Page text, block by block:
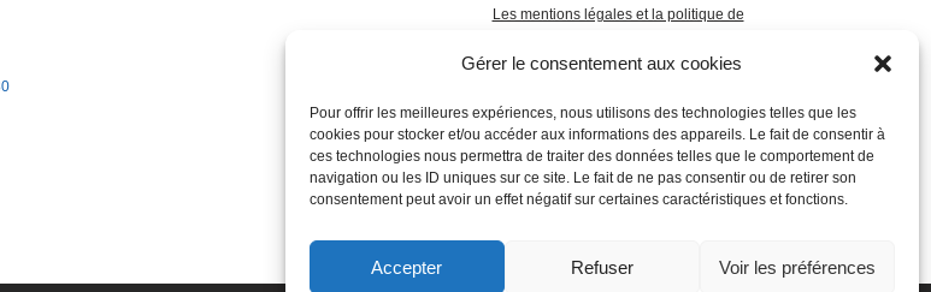
Gérer le consentement aux cookies
Pour offrir les meilleures expériences, nous utilisons des technologies telles que les
cookies pour stocker et/ou accéder aux informations des appareils. Le fait de consentir à
ces technologies nous permettra de traiter des données telles que le comportement de
navigation ou les ID uniques sur ce site. Le fait de ne pas consentir ou de retirer son
consentement peut avoir un effet négatif sur certaines caractéristiques et fonctions.
Accepter Refuser Voir les préférences
Les mentions légales et la politique de